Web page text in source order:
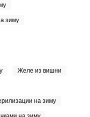
зиму
Желе из вишни
на зиму